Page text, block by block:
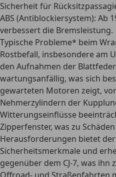
Sicherheit für
ABS (Antiblockiersystem): Ab
verbessert die Bremsleistung.
Typische Probleme* beim
Rostbefall, insbesondere am
den Aufnahmen der
wartungsanfällig, was sich
gewarteten Motoren zeigt,
Nehmerzylindern der
Witterungseinflüsse
Zipperfenster, was zu
Herausforderungen bietet der
Sicherheitsmerkmale und
gegenüber dem CJ-7, was